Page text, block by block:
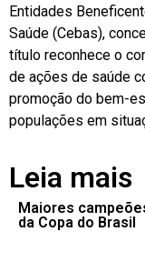
Entidades
Saúde (Cebas),
título reconhece o
de ações de saúde
promoção do bem-
populações em
Leia mais
Maiores
da Copa do Brasil